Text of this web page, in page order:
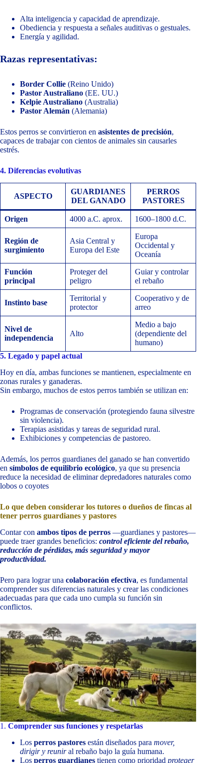
Alta inteligencia y capacidad de aprendizaje.
Obediencia y respuesta a señales auditivas o gestuales.
Energía y agilidad.
Razas representativas:
Border Collie (Reino Unido)
Pastor Australiano (EE. UU.)
Kelpie Australiano (Australia)
Pastor Alemán (Alemania)
Estos perros se convirtieron en asistentes de precisión,
capaces de trabajar con cientos de animales sin causarles
estrés.
4. Diferencias evolutivas
ASPECTO
GUARDIANES
DEL GANADO
PERROS
PASTORES
Origen 4000 a.C. aprox. 1600–1800 d.C.
Región de
surgimiento
Asia Central y
Europa del Este
Europa
Occidental y
Oceanía
Función
principal
Proteger del
peligro
Guiar y controlar
el rebaño
Instinto base
Territorial y
protector
Cooperativo y de
arreo
Nivel de
independencia
Alto
Medio a bajo
(dependiente del
humano)
5. Legado y papel actual
Hoy en día, ambas funciones se mantienen, especialmente en
zonas rurales y ganaderas.
Sin embargo, muchos de estos perros también se utilizan en:
Programas de conservación (protegiendo fauna silvestre
sin violencia).
Terapias asistidas y tareas de seguridad rural.
Exhibiciones y competencias de pastoreo.
Además, los perros guardianes del ganado se han convertido
en símbolos de equilibrio ecológico, ya que su presencia
reduce la necesidad de eliminar depredadores naturales como
lobos o coyotes
Lo que deben considerar los tutores o dueños de fincas al
tener perros guardianes y pastores
Contar con ambos tipos de perros —guardianes y pastores—
puede traer grandes beneficios: control eficiente del rebaño,
reducción de pérdidas, más seguridad y mayor
productividad.
Pero para lograr una colaboración efectiva, es fundamental
comprender sus diferencias naturales y crear las condiciones
adecuadas para que cada uno cumpla su función sin
conflictos.
1. Comprender sus funciones y respetarlas
Los perros pastores están diseñados para mover,
dirigir y reuniral rebaño bajo la guía humana.
Los perros guardianes tienen como prioridad proteger